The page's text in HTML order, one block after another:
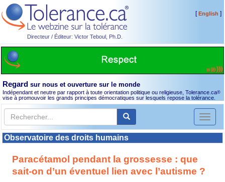
Directeur / Éditeur: Victor Teboul, Ph.D.
[English ]
Regard sur nous et ouverture sur le monde
Indépendant et neutre par rapport à toute orientation politique ou religieuse, Tolerance.ca®
vise à promouvoir les grands principes démocratiques sur lesquels repose la tolérance.
Toggle
Observatoire des droits humains
Paracétamol pendant la grossesse : que
sait-on d’un éventuel lien avec l’autisme ?